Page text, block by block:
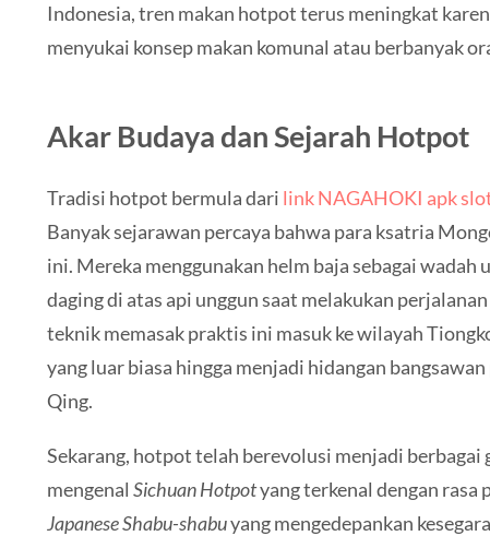
Indonesia, tren makan hotpot terus meningkat
menyukai konsep makan komunal atau berbanyak
Akar Budaya dan Sejarah Hotpot
Tradisi hotpot bermula dari link NAGAHOKI apk
Banyak sejarawan percaya bahwa para ksatria
ini. Mereka menggunakan helm baja sebagai wadah
daging di atas api unggun saat melakukan
teknik memasak praktis ini masuk ke wilayah
yang luar biasa hingga menjadi hidangan
Qing.
Sekarang, hotpot telah berevolusi menjadi berbagai
mengenal Sichuan Hotpotyang terkenal dengan rasa
Japanese Shabu-shabuyang mengedepankan